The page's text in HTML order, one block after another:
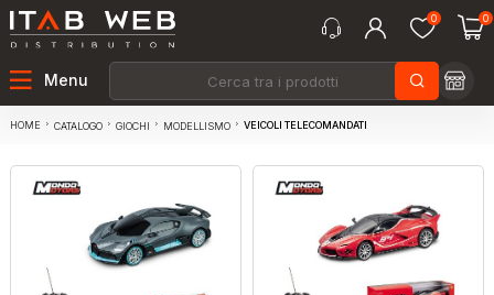
0 0
Menu
HOME CATALOGO GIOCHI MODELLISMO VEICOLI TELECOMANDATI